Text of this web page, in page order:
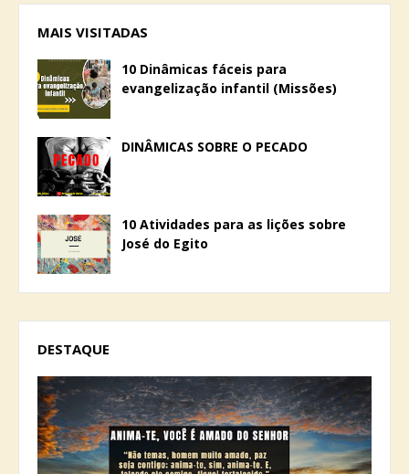
MAIS VISITADAS
10 Dinâmicas fáceis para
evangelização infantil (Missões)
DINÂMICAS SOBRE O PECADO
10 Atividades para as lições sobre
José do Egito
DESTAQUE